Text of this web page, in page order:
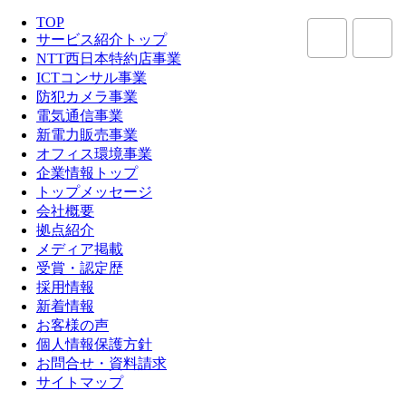
TOP
サービス紹介トップ
NTT西日本特約店事業
ICTコンサル事業
防犯カメラ事業
電気通信事業
新電力販売事業
オフィス環境事業
企業情報トップ
トップメッセージ
会社概要
拠点紹介
メディア掲載
受賞・認定歴
採用情報
新着情報
お客様の声
個人情報保護方針
お問合せ・資料請求
サイトマップ